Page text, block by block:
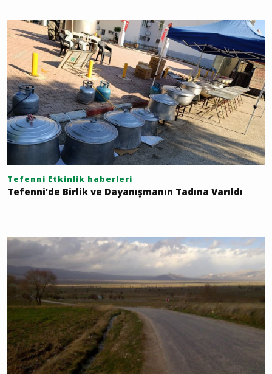
Tefenni Etkinlik haberleri
Tefenni’de Birlik ve Dayanışmanın Tadına Varıldı